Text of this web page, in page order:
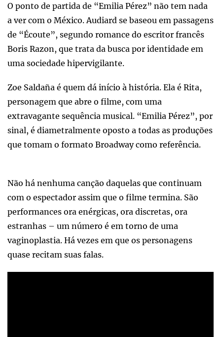
O ponto de partida de “Emilia Pérez” não tem nada
a ver com o México. Audiard se baseou em passagens
de “Écoute”, segundo romance do escritor francês
Boris Razon, que trata da busca por identidade em
uma sociedade hipervigilante.
Zoe Saldaña é quem dá início à história. Ela é Rita,
personagem que abre o filme, com uma
extravagante sequência musical. “Emilia Pérez”, por
sinal, é diametralmente oposto a todas as produções
que tomam o formato Broadway como referência.
Não há nenhuma canção daquelas que continuam
com o espectador assim que o filme termina. São
performances ora enérgicas, ora discretas, ora
estranhas – um número é em torno de uma
vaginoplastia. Há vezes em que os personagens
quase recitam suas falas.